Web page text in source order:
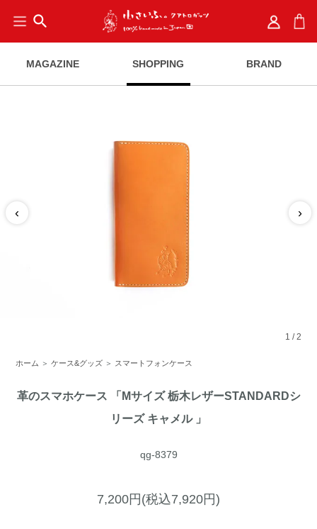
search
MAGAZINE SHOPPING BRAND
‹ ›
1 /2
ホーム ＞ケース&グッズ ＞ スマートフォンケース
革のスマホケース 「Mサイズ 栃木レザーSTANDARDシ
リーズ キャメル 」
qg-8379
7,200円(税込7,920円)